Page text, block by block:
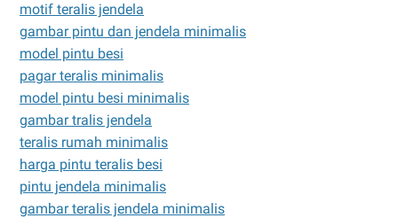
motif teralis jendela
gambar pintu dan jendela minimalis
model pintu besi
pagar teralis minimalis
model pintu besi minimalis
gambar tralis jendela
teralis rumah minimalis
harga pintu teralis besi
pintu jendela minimalis
gambar teralis jendela minimalis